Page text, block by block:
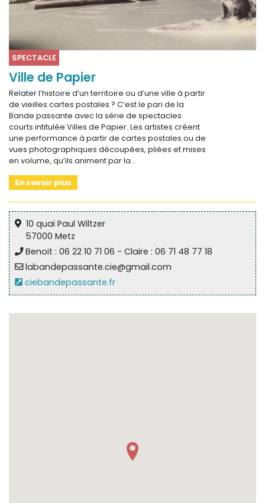
SPECTACLE
Ville de Papier
Relater l’histoire d’un territoire ou d’une ville à partir
de vieilles cartes postales ? C’est le pari de la
Bande passante avec la série de spectacles
courts intitulée Villes de Papier. Les artistes créent
une performance à partir de cartes postales ou de
vues photographiques découpées, pliées et mises
en volume, qu’ils animent par la…
En savoir plus
10 quai Paul Wiltzer
57000 Metz
Benoit : 06 22 10 71 06 - Claire : 06 71 48 77 18
labandepassante.cie@gmail.com
ciebandepassante.fr